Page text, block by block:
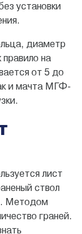
установки
диаметр
на
от 5 до
и мачта МГФ-
лист
ствол
Методом
граней.